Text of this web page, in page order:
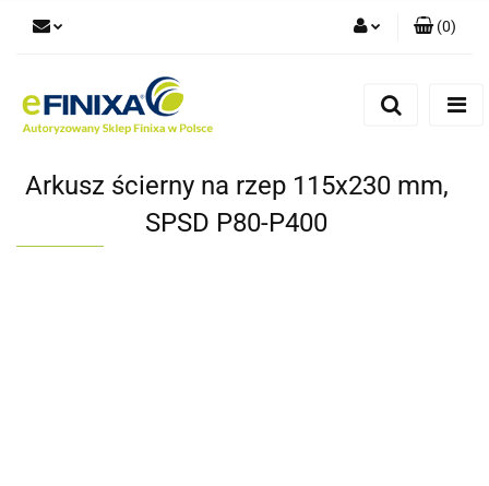
(0)
Arkusz ścierny na rzep 115x230 mm,
SPSD P80-P400